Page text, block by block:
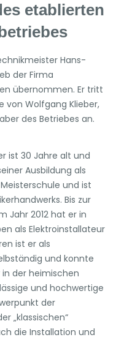
etablierten
Hans-
der Firma
übernommen. Er tritt
Wolfgang Klieber,
des Betriebes an.
ist 30 Jahre alt und
Ausbildung als
und ist
Bis zur
Jahr 2012 hat er in
als Elektroinstallateur
ist er als
und konnte
der heimischen
und hochwertige
der
„klassischen“
die Installation und